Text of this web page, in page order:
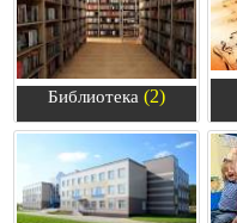
Библиотека (2)